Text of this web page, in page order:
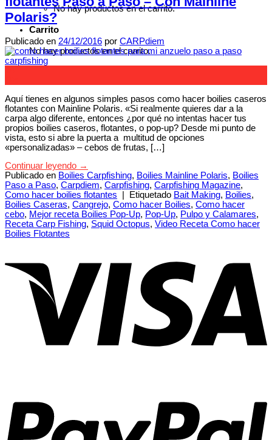
No hay productos en el carrito.
Carrito
No hay productos en el carrito.
Polaris?
Publicado en 24/12/2016 por CARPdiem
Aquí tienes en algunos simples pasos como hacer boilies caseros
flotantes con Mainline Polaris. «Si realmente quieres dar a la
carpa algo diferente, entonces ¿por qué no intentas hacer tus
propios boilies caseros, flotantes, o pop-up? Desde mi punto de
vista, esto si abre la puerta a multitud de opciones
«personalizadas» – cebos de frutas, […]
Continuar leyendo →
Publicado en Boilies Carpfishing, Boilies Mainline Polaris, Boilies
Paso a Paso, Carpdiem, Carpfishing, Carpfishing Magazine,
Como hacer boilies flotantes
Etiquetado Bait Making, Boilies,
Boilies Caseras, Cangrejo, Como hacer Boilies, Como hacer
cebo, Mejor receta Boilies Pop-Up, Pop-Up, Pulpo y Calamares,
Receta Carp Fishing, Squid Octopus, Video Receta Como hacer
Boilies Flotantes